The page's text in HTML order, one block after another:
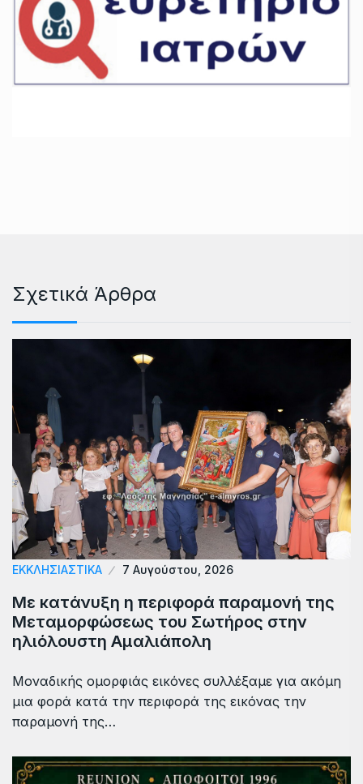
Σχετικά Άρθρα
ΕΚΚΛΗΣΙΑΣΤΙΚΑ 7 Αυγούστου, 2026
Με κατάνυξη η περιφορά παραμονή της
Μεταμορφώσεως του Σωτήρος στην
ηλιόλουστη Αμαλιάπολη
Μοναδικής ομορφιάς εικόνες συλλέξαμε για ακόμη
μια φορά κατά την περιφορά της εικόνας την
παραμονή της…